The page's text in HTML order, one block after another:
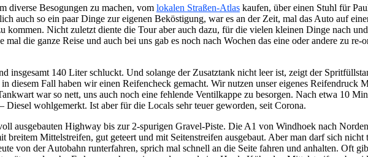
diverse Besogungen zu machen, vom lokalen Straßen-Atlas kaufen, über einen Stuhl für
auch so ein paar Dinge zur eigenen Beköstigung, war es an der Zeit, mal das Auto auf
kommen. Nicht zuletzt diente die Tour aber auch dazu, für die vielen kleinen Dinge nach
die ganze Reise und auch bei uns gab es noch nach Wochen das eine oder andere zu
insgesamt 140 Liter schluckt. Und solange der Zusatztank nicht leer ist, zeigt der
diesem Fall haben wir einen Reifencheck gemacht. Wir nutzen unser eigenes Reifendruck
war so nett, uns auch noch eine fehlende Ventilkappe zu besorgen. Nach etwa 10
wohlgemerkt. Ist aber für die Locals sehr teuer geworden, seit Corona.
ausgebauten Highway bis zur 2-spurigen Gravel-Piste. Die A1 von Windhoek nach
Mittelstreifen, gut geteert und mit Seitenstreifen ausgebaut. Aber man darf sich nicht
von der Autobahn runterfahren, sprich mal schnell an die Seite fahren und anhalten. Oft